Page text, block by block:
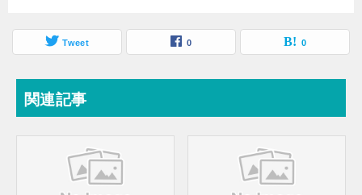
Tweet 0 0
関連記事